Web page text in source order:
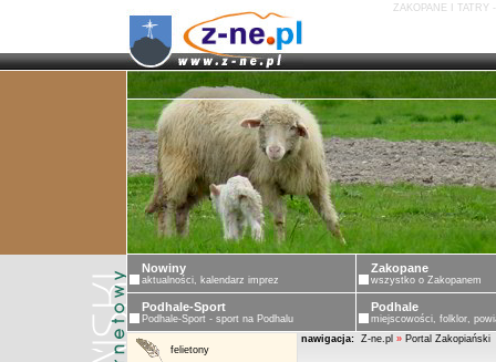
ZAKOPANE I TATRY
Nowiny
aktualności, kalendarz imprez
Zakopane
wszystko o Zakopanem
Podhale-Sport
Podhale-Sport - sport na Podhalu
Podhale
miejscowości, folklor,
felietony
nawigacja: Z-ne.pl » Portal Zakopiański